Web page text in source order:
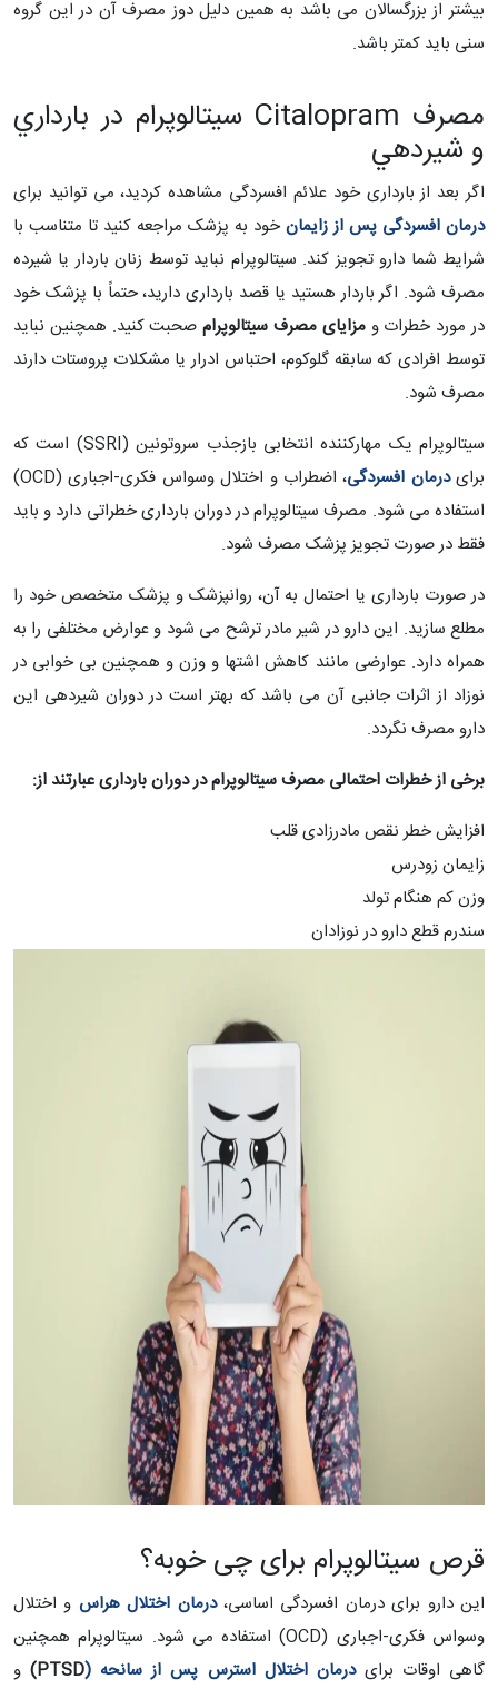
بیشتر از بزرگسالان می باشد به همین دلیل دوز مصرف آن در این گروه
سنی باید کمتر باشد.
مصرف Citalopram سیتالوپرام در بارداري
و شيردهي
اگر بعد از بارداری خود علائم افسردگی مشاهده کردید، می توانید برای
درمان افسردگی پس از زایمان خود به پزشک مراجعه کنید تا متناسب با
شرایط شما دارو تجویز کند. سیتالوپرام نباید توسط زنان باردار یا شیرده
مصرف شود. اگر باردار هستید یا قصد بارداری دارید، حتماً با پزشک خود
در مورد خطرات ومزایای مصرف سیتالوپرامصحبت کنید. همچنین نباید
توسط افرادی که سابقه گلوکوم، احتباس ادرار یا مشکلات پروستات دارند
مصرف شود.
سیتالوپرام یک مهارکننده انتخابی بازجذب سروتونین (SSRI) است که
برایدرمان افسردگی
، اضطراب و اختلال وسواس فکری-اجباری (OCD)
استفاده می شود. مصرف سیتالوپرام در دوران بارداری خطراتی دارد و باید
فقط در صورت تجویز پزشک مصرف شود.
در صورت بارداری یا احتمال به آن، روانپزشک و پزشک متخصص خود را
مطلع سازید. این دارو در شیر مادر ترشح می شود و عوارض مختلفی را به
همراه دارد. عوارضی مانند کاهش اشتها و وزن و همچنین بی خوابی در
نوزاد از اثرات جانبی آن می باشد که بهتر است در دوران شیردهی این
دارو مصرف نگردد.
برخی از خطرات احتمالی مصرف سیتالوپرام در دوران بارداری عبارتند از:
افزایش خطر نقص مادرزادی قلب
زایمان زودرس
وزن کم هنگام تولد
سندرم قطع دارو در نوزادان
قرص سیتالوپرام برای چی خوبه؟
این دارو برای درمان افسردگی اساسی،درمان اختلال هراس و اختلال
وسواس فکری-اجباری (OCD) استفاده می شود. سیتالوپرام همچنین
گاهی اوقات برایدرمان اختلال استرس پس از سانحه (PTSD
)و